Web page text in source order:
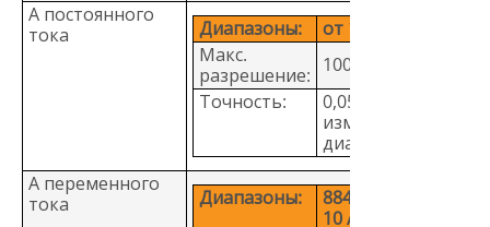
А постоянного
тока
Диапазоны:
от 100 мкА до 10 А
Макс.
разрешение: 100 пА
Точность:
0,050 + 0,005 (%
измерения + %
диапазона)
А переменного
тока
Диапазоны:
8845A: от 10 мА до
10 А